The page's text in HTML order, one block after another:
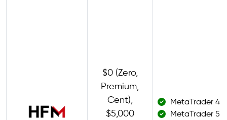
$0 (Zero,
Premium,
Cent),
$5,000
MetaTrader 4
MetaTrader 5